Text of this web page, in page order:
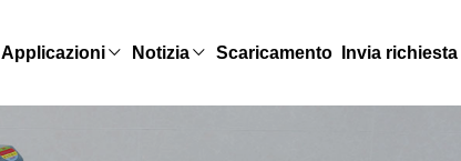
Applicazioni Notizia Scaricamento Invia richiesta